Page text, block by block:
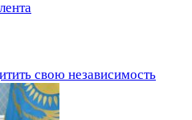
свою независимость